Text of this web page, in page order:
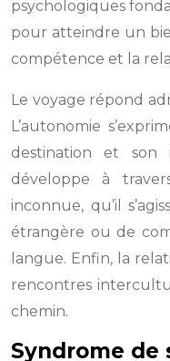
psychologiques
pour atteindre un
compétence et la
Le voyage répond
L’autonomie
destination et son
développe à
inconnue, qu’il
étrangère ou de
langue. Enfin, la
rencontres
chemin.
Syndrome de